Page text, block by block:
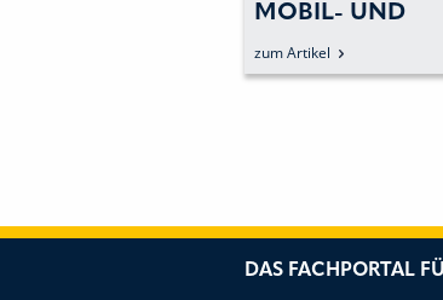
MOBIL- UND
zum Artikel
DAS FACHPORTAL